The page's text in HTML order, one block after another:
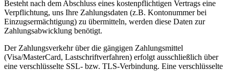
Besteht nach dem Abschluss eines kostenpflichtigen Vertrags eine
Verpflichtung, uns Ihre Zahlungsdaten (z.B. Kontonummer bei
Einzugsermächtigung) zu übermitteln, werden diese Daten zur
Zahlungsabwicklung benötigt.
Der Zahlungsverkehr über die gängigen Zahlungsmittel
(Visa/MasterCard, Lastschriftverfahren) erfolgt ausschließlich über
eine verschlüsselte SSL- bzw. TLS-Verbindung. Eine verschlüsselte